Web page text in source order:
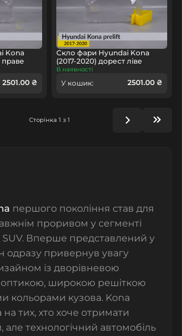
Kona
праве
2501.00 ₴
Скло фари Hyundai Kona
(2017-2020) дорест ліве
В наявності
У кошик: 2501.00 ₴
Сторінка 1 з 1
першого покоління став для
проривом у сегменті
SUV. Вперше представлений у
одразу привернув увагу
із дворівневою
широкою решіткою
кольорами кузова. Kona
на тих, хто хоче отримати
але технологічний автомобіль